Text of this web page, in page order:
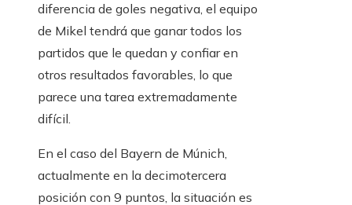
diferencia de goles negativa, el equipo
de Mikel tendrá que ganar todos los
partidos que le quedan y confiar en
otros resultados favorables, lo que
parece una tarea extremadamente
difícil.
En el caso del Bayern de Múnich,
actualmente en la decimotercera
posición con 9 puntos, la situación es